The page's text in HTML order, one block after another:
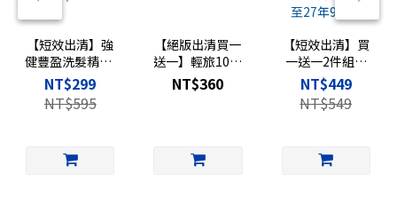
【短效出清】強
健豐盈洗髮精2.0
版｜髮根奇蹟
500ml『效期到
2027/6月』
NT$299
NT$595
【絕版出清買一
送一】輕旅10款
香味（任選2罐）
售完絕版
NT$360
【短效出清】買
一送一2件組🔥
JO SONG 2.0｜氨
基酸平衡洗面乳
125ml（效期剩
NT$449
NT$549